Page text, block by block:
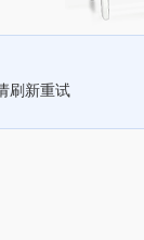
刷新重试